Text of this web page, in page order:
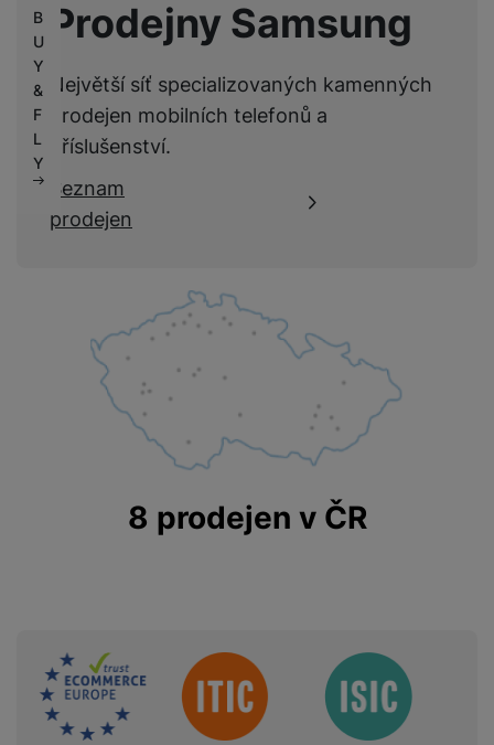
B
U
Y
&
F
L
Y
Prodejny Samsung
Největší síť specializovaných kamenných
prodejen mobilních telefonů a
příslušenství.
Seznam
prodejen
8 prodejen v ČR
Sdružení